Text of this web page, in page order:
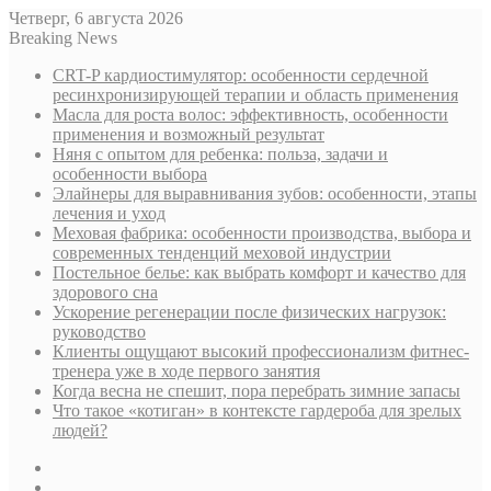
Четверг, 6 августа 2026
Breaking News
CRT-P кардиостимулятор: особенности сердечной
ресинхронизирующей терапии и область применения
Масла для роста волос: эффективность, особенности
применения и возможный результат
Няня с опытом для ребенка: польза, задачи и
особенности выбора
Элайнеры для выравнивания зубов: особенности, этапы
лечения и уход
Меховая фабрика: особенности производства, выбора и
современных тенденций меховой индустрии
Постельное белье: как выбрать комфорт и качество для
здорового сна
Ускорение регенерации после физических нагрузок:
руководство
Клиенты ощущают высокий профессионализм фитнес-
тренера уже в ходе первого занятия
Когда весна не спешит, пора перебрать зимние запасы
Что такое «котиган» в контексте гардероба для зрелых
людей?